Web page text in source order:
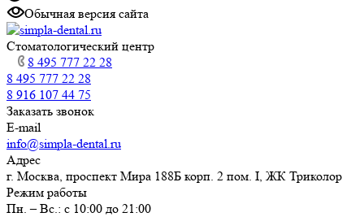
Обычная версия сайта
Cтоматологический центр
8 495 777 22 28
8 495 777 22 28
8 916 107 44 75
Заказать звонок
E-mail
info@simpla-dental.ru
Адрес
г. Москва, проспект Мира 188Б корп. 2 пом. I, ЖК Триколор
Режим работы
Пн. – Вс.: с 10:00 до 21:00